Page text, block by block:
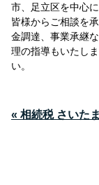
市、足立区を中心
皆様からご相談を
金調達、事業承継
理の指導もいたし
い。
« 相続税 さいた